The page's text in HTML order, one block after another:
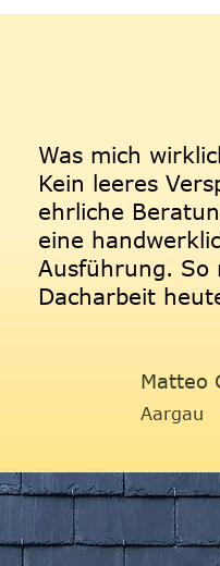
Was mich
Kein leeres
ehrliche
eine
Ausführung. So
Dacharbeit
Matteo
Aargau